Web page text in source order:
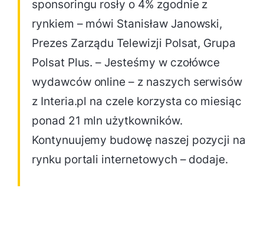
sponsoringu rosły o 4% zgodnie z
rynkiem – mówi Stanisław Janowski,
Prezes Zarządu Telewizji Polsat, Grupa
Polsat Plus. – Jesteśmy w czołówce
wydawców online – z naszych serwisów
z Interia.pl na czele korzysta co miesiąc
ponad 21 mln użytkowników.
Kontynuujemy budowę naszej pozycji na
rynku portali internetowych – dodaje.